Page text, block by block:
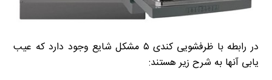
در رابطه با ظرفشویی کندی ۵ مشکل شایع وجود دارد که عیب
یابی آنها به شرح زیر هستند: